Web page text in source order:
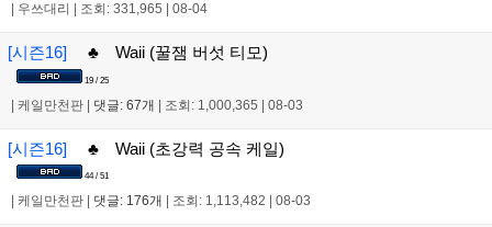
우쓰대리 조회: 331,965 08-04
[시즌16] ♣ Waii (꿀잼 버섯 티모)
19 / 25
| 케일만천판 | 댓글: 67개 | 조회: 1,000,365 | 08-03
[시즌16] ♣ Waii (초강력 공속 케일)
44 / 51
케일만천판 댓글: 176개 조회: 1,113,482 08-03